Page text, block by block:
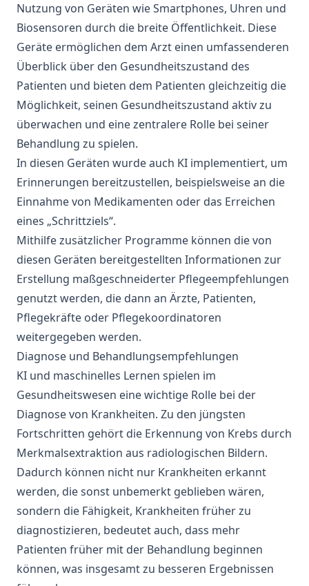
Nutzung von Geräten wie Smartphones, Uhren und
Biosensoren durch die breite Öffentlichkeit. Diese
Geräte ermöglichen dem Arzt einen umfassenderen
Überblick über den Gesundheitszustand des
Patienten und bieten dem Patienten gleichzeitig die
Möglichkeit, seinen Gesundheitszustand aktiv zu
überwachen und eine zentralere Rolle bei seiner
Behandlung zu spielen.
In diesen Geräten wurde auch KI implementiert, um
Erinnerungen bereitzustellen, beispielsweise an die
Einnahme von Medikamenten oder das Erreichen
eines „Schrittziels“.
Mithilfe zusätzlicher Programme können die von
diesen Geräten bereitgestellten Informationen zur
Erstellung maßgeschneiderter Pflegeempfehlungen
genutzt werden, die dann an Ärzte, Patienten,
Pflegekräfte oder Pflegekoordinatoren
weitergegeben werden.
Diagnose und Behandlungsempfehlungen
KI und maschinelles Lernen spielen im
Gesundheitswesen eine wichtige Rolle bei der
Diagnose von Krankheiten. Zu den jüngsten
Fortschritten gehört die Erkennung von Krebs durch
Merkmalsextraktion aus radiologischen Bildern.
Dadurch können nicht nur Krankheiten erkannt
werden, die sonst unbemerkt geblieben wären,
sondern die Fähigkeit, Krankheiten früher zu
diagnostizieren, bedeutet auch, dass mehr
Patienten früher mit der Behandlung beginnen
können, was insgesamt zu besseren Ergebnissen